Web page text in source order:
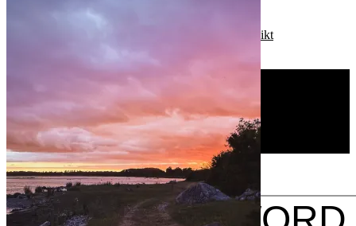
När cykelstjärnorna äntligen linjerar
Vykort från ett somrigt Öland
Sommarslott, västerbottenpaj och magisk utsikt
MTB-KURSER & COACHNING
CYKELPODD
OM ELNA
SEARCH FOR: